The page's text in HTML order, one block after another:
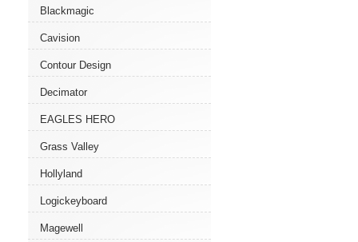
Blackmagic
Cavision
Contour Design
Decimator
EAGLES HERO
Grass Valley
Hollyland
Logickeyboard
Magewell